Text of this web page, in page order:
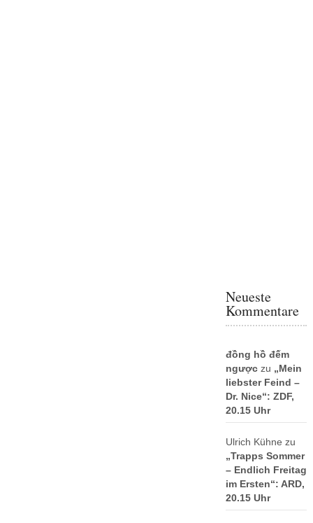
Neueste
Kommentare
đồng hồ đếm
ngượczu „Mein
liebster Feind –
Dr. Nice“: ZDF,
20.15 Uhr
Ulrich Kühne zu
„Trapps Sommer
– Endlich Freitag
im Ersten“: ARD,
20.15 Uhr